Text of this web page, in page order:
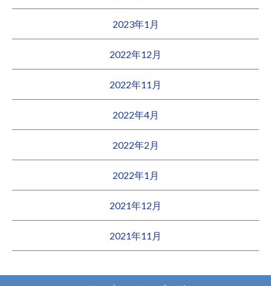
2023年1月
2022年12月
2022年11月
2022年4月
2022年2月
2022年1月
2021年12月
2021年11月